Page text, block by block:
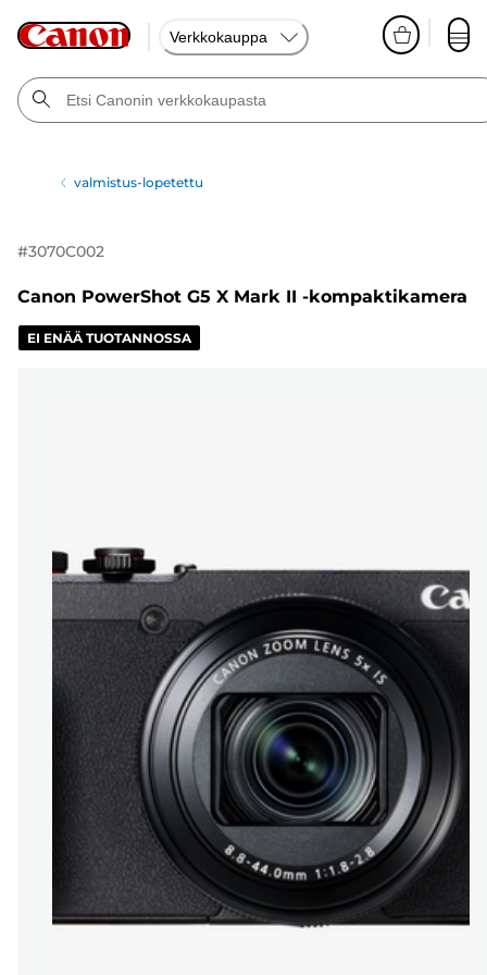
Verkkokauppa
valmistus-lopetettu
#3070C002
Canon PowerShot G5 X Mark II -kompaktikamera
EI ENÄÄ TUOTANNOSSA